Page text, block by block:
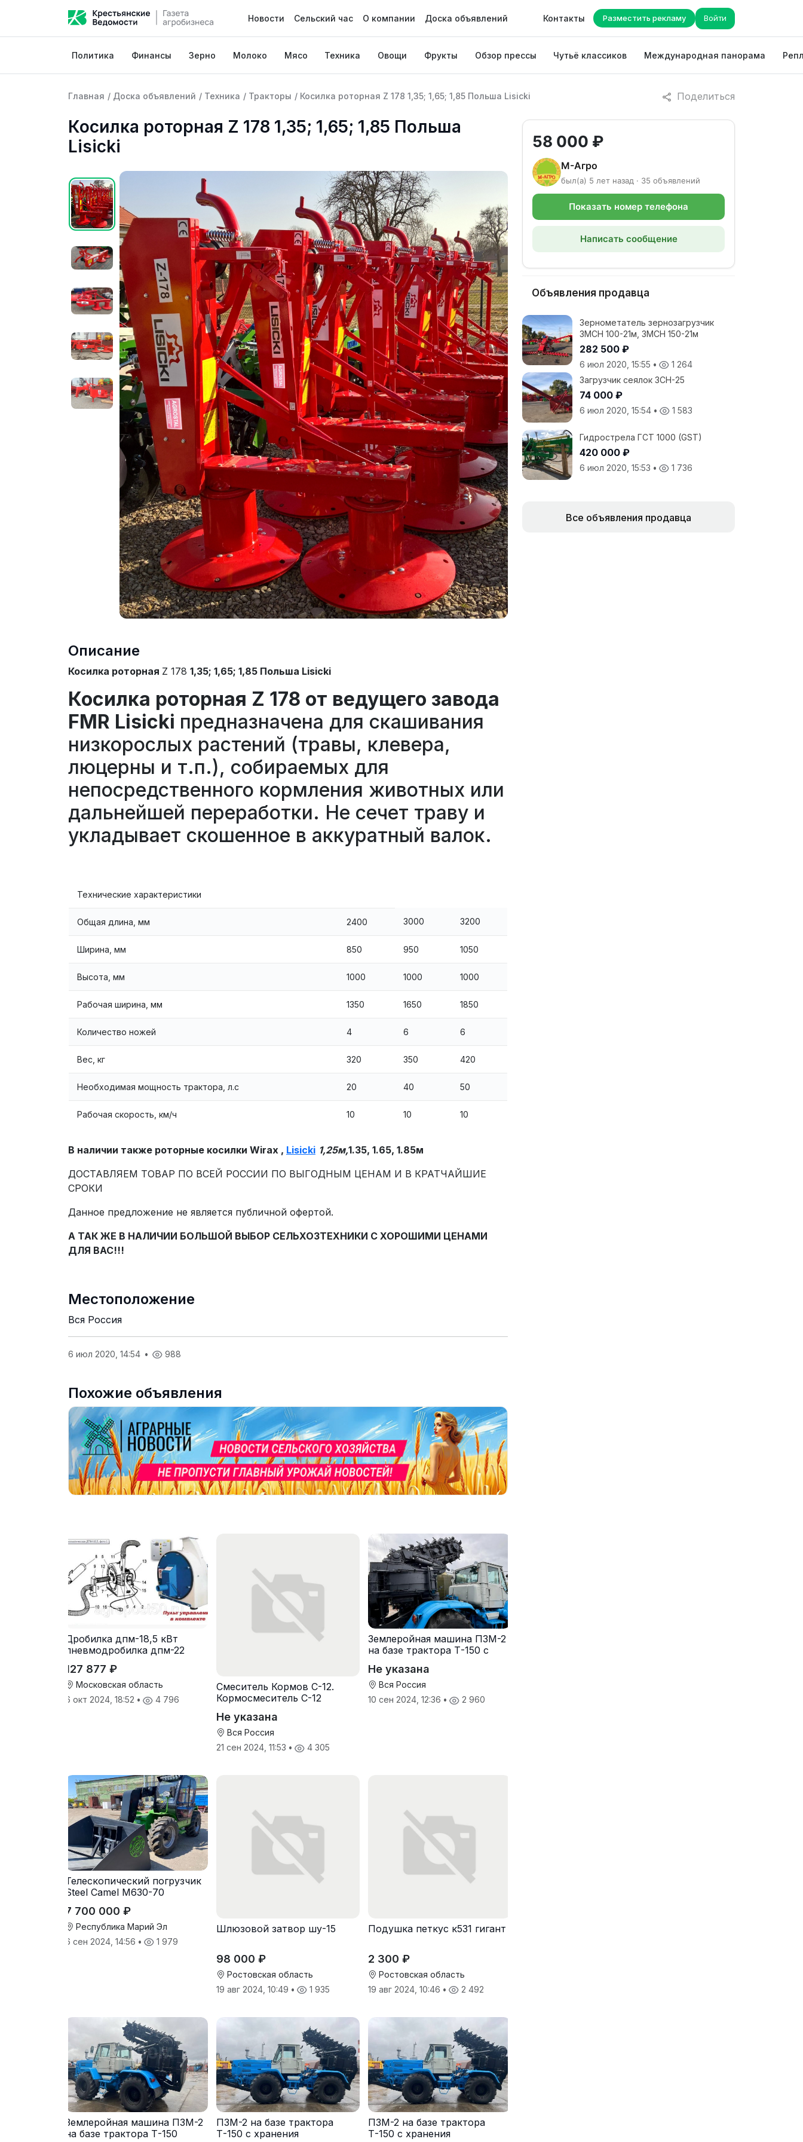
Новости Сельский час О компании Доска объявлений Контакты Разместить рекламу Войти
Политика Финансы Зерно Молоко Мясо Техника Овощи Фрукты Обзор прессы Чутьё классиков Международная панорама
Поделиться
Главная / Доска объявлений / Техника / Тракторы / Косилка роторная Z 178 1,35; 1,65; 1,85 Польша Lisicki
Косилка роторная Z 178 1,35; 1,65; 1,85 Польша
Lisicki
Описание
Косилка роторная Z 178 1,35; 1,65; 1,85 Польша Lisicki
Косилка роторная Z 178 от ведущего завода
FMR Lisicki предназначена для скашивания
низкорослых растений (травы, клевера,
люцерны и т.п.), собираемых для
непосредственного кормления животных или
дальнейшей переработки. Не сечет траву и
укладывает скошенное в аккуратный валок.
Технические характеристики
Общая длина, мм 2400 3000 3200
Ширина, мм 850 950 1050
Высота, мм 1000 1000 1000
Рабочая ширина, мм 1350 1650 1850
Количество ножей 4 6 6
Вес, кг 320 350 420
Необходимая мощность трактора, л.с 20 40 50
Рабочая скорость, км/ч 10 10 10
В наличии также роторные косилки Wirax , Lisicki 1,25м,1.35, 1.65, 1.85м
ДОСТАВЛЯЕМ ТОВАР ПО ВСЕЙ РОССИИ ПО ВЫГОДНЫМ ЦЕНАМ И В КРАТЧАЙШИЕ
СРОКИ
Данное предложение не является публичной офертой.
А ТАК ЖЕ В НАЛИЧИИ БОЛЬШОЙ ВЫБОР СЕЛЬХОЗТЕХНИКИ С ХОРОШИМИ ЦЕНАМИ
ДЛЯ ВАС!!!
Местоположение
Вся Россия
6 июл 2020, 14:54 • 988
Похожие объявления
Дробилка дпм-18,5 кВт
пневмодробилка дпм-22
127 877 ₽
Московская область
6 окт 2024, 18:52 • 4 796
Смеситель Кормов С-12.
Кормосмеситель С-12
Не указана
Вся Россия
21 сен 2024, 11:53 • 4 305
Землеройная машина ПЗМ-2
на базе трактора Т-150 с
Не указана
Вся Россия
10 сен 2024, 12:36 • 2 960
Телескопический погрузчик
Steel Camel M630-70
7 700 000 ₽
Республика Марий Эл
6 сен 2024, 14:56 • 1 979
Шлюзовой затвор шу-15
98 000 ₽
Ростовская область
19 авг 2024, 10:49 • 1 935
Подушка петкус к531 гигант
2 300 ₽
Ростовская область
19 авг 2024, 10:46 • 2 492
Землеройная машина ПЗМ-2
на базе трактора Т-150
ПЗМ-2 на базе трактора
Т-150 с хранения
ПЗМ-2 на базе трактора
Т-150 с хранения
58 000 ₽
М-Агро
был(а) 5 лет назад · 35 объявлений
Показать номер телефона
Написать сообщение
Объявления продавца
Зернометатель зернозагрузчик
ЗМСН 100-21м, ЗМСН 150-21м
282 500 ₽
6 июл 2020, 15:55 •
1 264
Загрузчик сеялок ЗСН-25
74 000 ₽
6 июл 2020, 15:54 • 1 583
Гидрострела ГСТ 1000 (GST)
420 000 ₽
6 июл 2020, 15:53 • 1 736
Все объявления продавца